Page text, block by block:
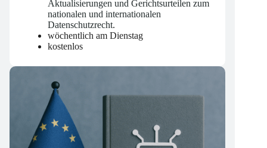
mit wichtigen Änderungen,
Aktualisierungen und Gerichtsurteilen zum
nationalen und internationalen
Datenschutzrecht.
wöchentlich am Dienstag